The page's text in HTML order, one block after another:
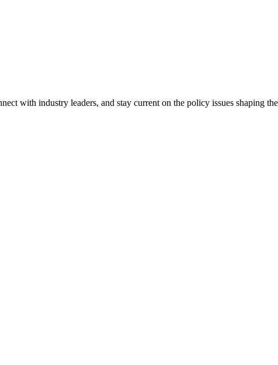
with industry leaders, and stay current on the policy issues shaping